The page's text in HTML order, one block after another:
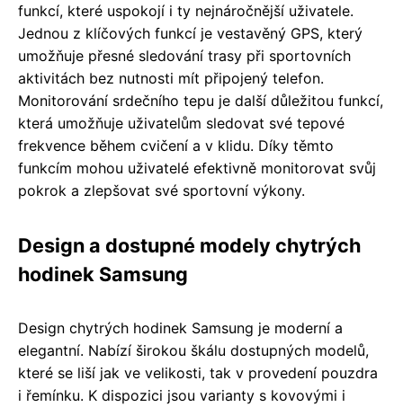
funkcí, které uspokojí i ty nejnáročnější uživatele.
Jednou z klíčových funkcí je vestavěný GPS, který
umožňuje přesné sledování trasy při sportovních
aktivitách bez nutnosti mít připojený telefon.
Monitorování srdečního tepu je další důležitou funkcí,
která umožňuje uživatelům sledovat své tepové
frekvence během cvičení a v klidu. Díky těmto
funkcím mohou uživatelé efektivně monitorovat svůj
pokrok a zlepšovat své sportovní výkony.
Design a dostupné modely chytrých
hodinek Samsung
Design chytrých hodinek Samsung je moderní a
elegantní. Nabízí širokou škálu dostupných modelů,
které se liší jak ve velikosti, tak v provedení pouzdra
i řemínku. K dispozici jsou varianty s kovovými i